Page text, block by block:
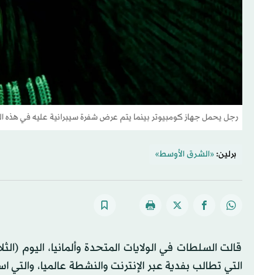
رجل يحمل جهاز كومبيوتر بينما يتم عرض شفرة سيبرانية عليه في هذه الصورة
برلين: «الشرق الأوسط»
قالت السلطات في الولايات المتحدة وألمانيا، اليوم
التي تطالب بفدية عبر الإنترنت والنشطة عالميا،